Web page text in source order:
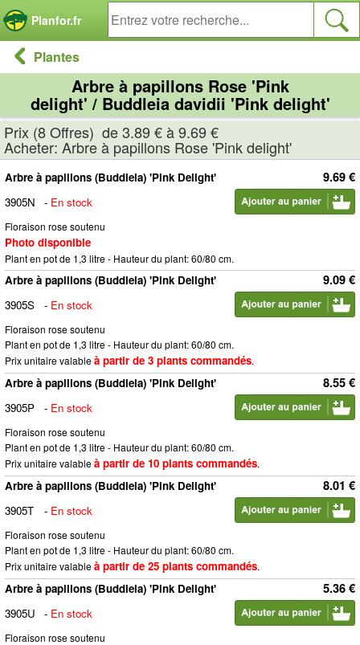
Planfor.fr
Plantes
Arbre à papillons Rose 'Pink
delight' / Buddleia davidii 'Pink delight'
Prix (8 Offres) de 3.89 € à 9.69 €
Acheter: Arbre à papillons Rose 'Pink delight'
9.69 €
Arbre à papillons (Buddleia) 'Pink Delight'
3905N
- En stock
Floraison rose soutenu
Photo disponible
Plant en pot de 1,3 litre - Hauteur du plant: 60/80 cm.
9.09 €
Arbre à papillons (Buddleia) 'Pink Delight'
3905S
- En stock
Floraison rose soutenu
Plant en pot de 1,3 litre - Hauteur du plant: 60/80 cm.
Prix unitaire valableà partir de 3 plants commandés.
8.55 €
Arbre à papillons (Buddleia) 'Pink Delight'
3905P
- En stock
Floraison rose soutenu
Plant en pot de 1,3 litre - Hauteur du plant: 60/80 cm.
Prix unitaire valableà partir de 10 plants commandés.
8.01 €
Arbre à papillons (Buddleia) 'Pink Delight'
3905T
- En stock
Floraison rose soutenu
Plant en pot de 1,3 litre - Hauteur du plant: 60/80 cm.
Prix unitaire valableà partir de 25 plants commandés.
5.36 €
Arbre à papillons (Buddleia) 'Pink Delight'
3905U
- En stock
Floraison rose soutenu
Panneau de gestion des cookies